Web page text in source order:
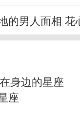
独立自主，
对于感情的态
被一段感情束
过程。水瓶座
男人面相 花心的
身边的星座
座